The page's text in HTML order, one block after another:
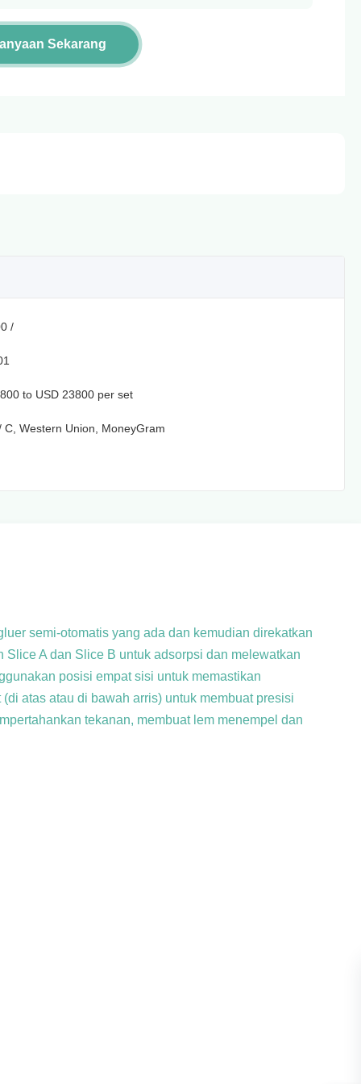
Sekarang
/
to USD 23800 per set
C, Western Union, MoneyGram
semi-otomatis yang ada dan kemudian direkatkan
A dan Slice B untuk adsorpsi dan melewatkan
posisi empat sisi untuk memastikan
atas atau di bawah arris) untuk membuat presisi
tekanan, membuat lem menempel dan